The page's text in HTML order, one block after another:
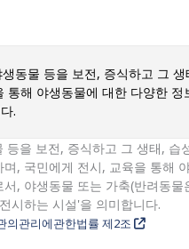
생동물 등을 보전, 증식하고 그
해 야생동물에 대한 다양한 정
.
등을 보전, 증식하고 그 생태, 습
, 국민에게 전시, 교육을 통해
, 야생동물 또는 가축(반려동
시하는 시설'을 의미합니다.
의관리에관한법률 제2조